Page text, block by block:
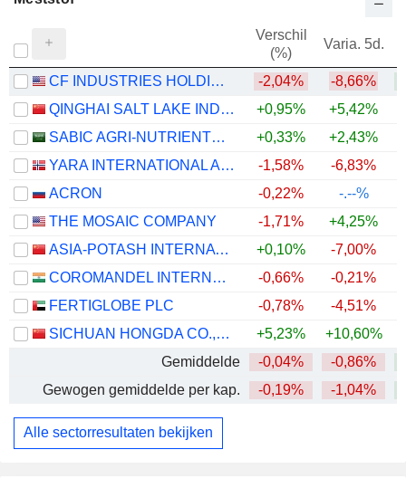
Verschil
(%)
Varia. 5d.
CF INDUSTRIES HOLDINGS, INC. -2,04% -8,66%
QINGHAI SALT LAKE INDUSTRY CO.,LTD
+0,95% +5,42%
SABIC AGRI-NUTRIENTS COMPANY
+0,33% +2,43%
YARA INTERNATIONAL ASA
-1,58% -6,83%
ACRON
-0,22%
-.--%
THE MOSAIC COMPANY
-1,71% +4,25%
ASIA-POTASH INTERNATIONAL INVESTMENT (GUANGZHOU)CO.,LTD.
+0,10% -7,00%
COROMANDEL INTERNATIONAL LIMITED
-0,66% -0,21%
FERTIGLOBE PLC
-0,78% -4,51%
SICHUAN HONGDA CO.,LTD
+5,23% +10,60%
Gemiddelde
-0,04% -0,86%
Gewogen gemiddelde per kap.
-0,19% -1,04%
Alle sectorresultaten bekijken